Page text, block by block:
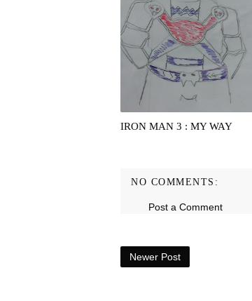
IRON MAN 3 : MY WAY
NO COMMENTS:
Post a Comment
Newer Post